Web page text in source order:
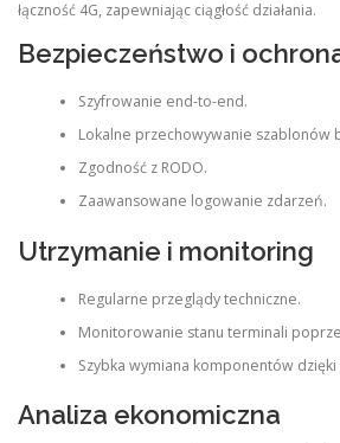
łączność 4G, zapewniając ciągłość działania.
Bezpieczeństwo i
Szyfrowanie end-to-end.
Lokalne przechowywanie szablonów
Zgodność z RODO.
Zaawansowane logowanie zdarzeń.
Utrzymanie i monitoring
Regularne przeglądy techniczne.
Monitorowanie stanu terminali
Szybka wymiana komponentów
Analiza ekonomiczna